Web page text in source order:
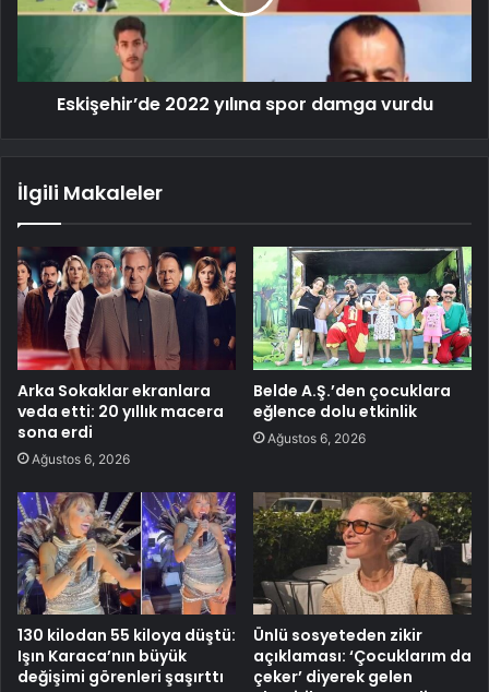
Eskişehir’de 2022 yılına spor damga vurdu
İlgili Makaleler
Arka Sokaklar ekranlara
veda etti: 20 yıllık macera
sona erdi
Ağustos 6, 2026
Belde A.Ş.’den çocuklara
eğlence dolu etkinlik
Ağustos 6, 2026
130 kilodan 55 kiloya düştü:
Işın Karaca’nın büyük
değişimi görenleri şaşırttı
Ünlü sosyeteden zikir
açıklaması: ‘Çocuklarım da
çeker’ diyerek gelen